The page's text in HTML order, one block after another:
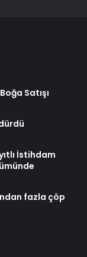
Satışı
İstihdam
fazla çöp